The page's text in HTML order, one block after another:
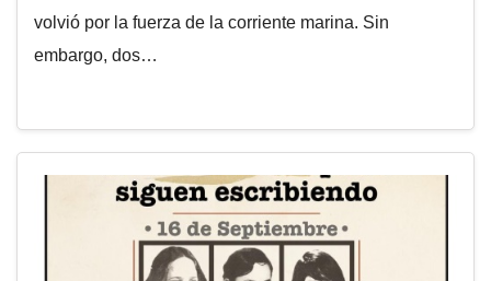
volvió por la fuerza de la corriente marina. Sin
embargo, dos…